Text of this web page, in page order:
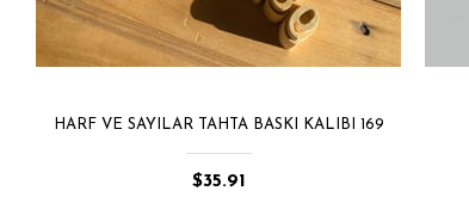
HARF VE SAYILAR TAHTA BASKI KALIBI 169
$35.91